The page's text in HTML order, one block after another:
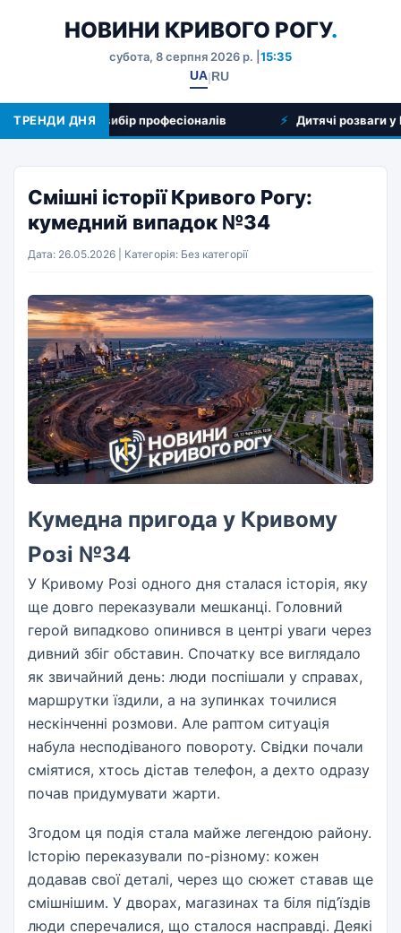
НОВИНИ КРИВОГО РОГУ.
субота, 8 серпня 2026 р. | 15:35
UA|RU
ТРЕНДИ ДНЯ
послуг та вибір професіоналів Дитячі розваги у
Смішні історії Кривого Рогу:
кумедний випадок №34
Дата: 26.05.2026 | Категорія: Без категорії
Кумедна пригода у Кривому
Розі №34
У Кривому Розі одного дня сталася історія, яку
ще довго переказували мешканці. Головний
герой випадково опинився в центрі уваги через
дивний збіг обставин. Спочатку все виглядало
як звичайний день: люди поспішали у справах,
маршрутки їздили, а на зупинках точилися
нескінченні розмови. Але раптом ситуація
набула несподіваного повороту. Свідки почали
сміятися, хтось дістав телефон, а дехто одразу
почав придумувати жарти.
Згодом ця подія стала майже легендою району.
Історію переказували по-різному: кожен
додавав свої деталі, через що сюжет ставав ще
смішнішим. У дворах, магазинах та біля під’їздів
люди сперечалися, що сталося насправді. Деякі